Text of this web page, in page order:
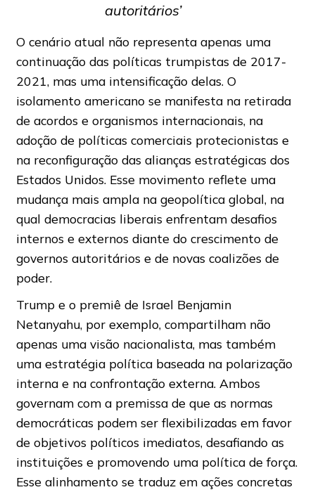
autoritários’
O cenário atual não representa apenas uma
continuação das políticas trumpistas de 2017-
2021, mas uma intensificação delas. O
isolamento americano se manifesta na retirada
de acordos e organismos internacionais, na
adoção de políticas comerciais protecionistas e
na reconfiguração das alianças estratégicas dos
Estados Unidos. Esse movimento reflete uma
mudança mais ampla na geopolítica global, na
qual democracias liberais enfrentam desafios
internos e externos diante do crescimento de
governos autoritários e de novas coalizões de
poder.
Trump e o premiê de Israel Benjamin
Netanyahu, por exemplo, compartilham não
apenas uma visão nacionalista, mas também
uma estratégia política baseada na polarização
interna e na confrontação externa. Ambos
governam com a premissa de que as normas
democráticas podem ser flexibilizadas em favor
de objetivos políticos imediatos, desafiando as
instituições e promovendo uma política de força.
Esse alinhamento se traduz em ações concretas